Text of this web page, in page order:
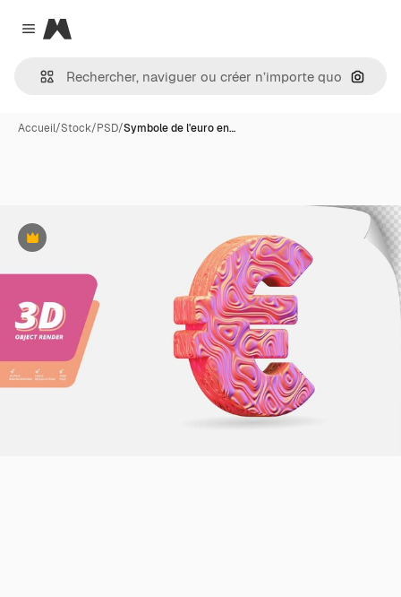
Close menu
Magnific
Accueil/Stock/PSD/Symbole de l'euro en…
Premium